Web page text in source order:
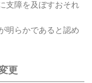
支障を及ぼすおそれ
明らかであると認め
更